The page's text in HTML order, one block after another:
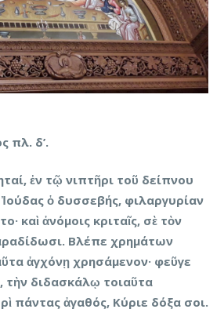
πλ. δ’.
ἐν τῷ νιπτῆρι τοῦ δείπνου
ὁ δυσσεβής, φιλαργυρίαν
καὶ ἀνόμοις κριταῖς, σὲ τὸν
Βλέπε χρημάτων
ἀγχόνῃ χρησάμενον· φεῦγε
διδασκάλῳ τοιαῦτα
πάντας ἀγαθός, Κύριε δόξα σοι.